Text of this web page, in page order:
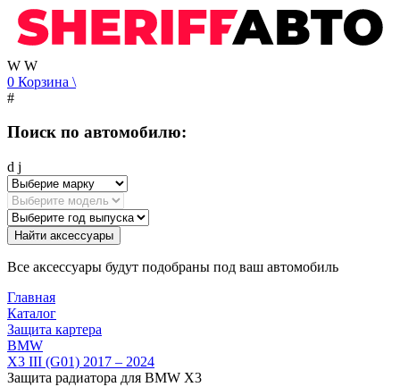
W W
0 Корзина \
#
Поиск по автомобилю:
d j
Найти аксессуары
Все аксессуары будут подобраны под ваш автомобиль
Главная
Каталог
Защита картера
BMW
X3 III (G01) 2017 – 2024
Защита радиатора для BMW X3